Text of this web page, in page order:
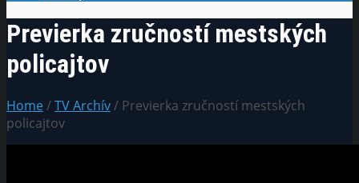
Previerka zručností mestských
policajtov
Home/TV Archív/ Previerka zručností mestských
policajtov